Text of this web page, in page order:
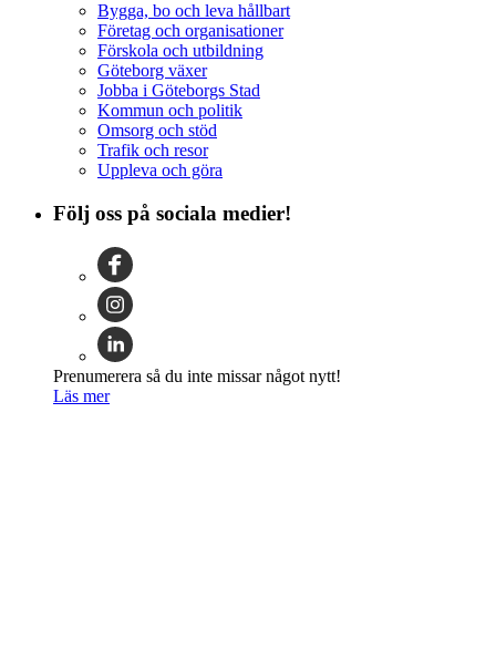
Bygga, bo och leva hållbart
Företag och organisationer
Förskola och utbildning
Göteborg växer
Jobba i Göteborgs Stad
Kommun och politik
Omsorg och stöd
Trafik och resor
Uppleva och göra
Följ oss på sociala medier!
Prenumerera så du inte missar något nytt!
Läs mer